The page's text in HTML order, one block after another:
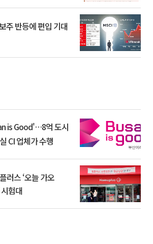
주 반등에 편입 기대
CI 업체가 수행
러스 ‘오늘 가오
험대